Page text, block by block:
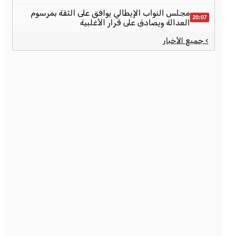
20:07 مجلس النواب الإيطالي يوافق على الثقة بمرسوم
العدالة ويصادق على قرار الأغلبية
› جميع الأخبار